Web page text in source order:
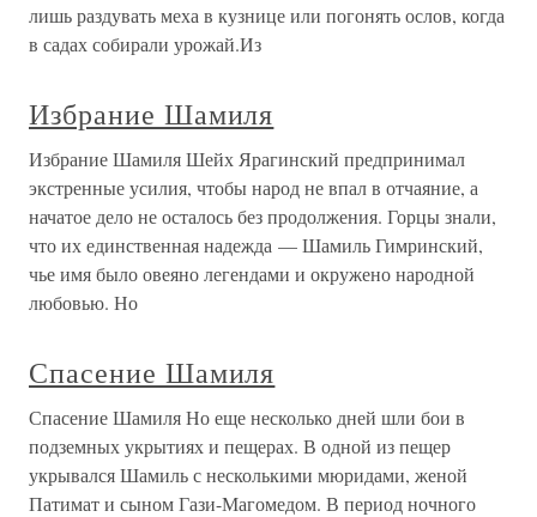
лишь раздувать меха в кузнице или погонять ослов, когда
в садах собирали урожай.Из
Избрание Шамиля
Избрание Шамиля Шейх Ярагинский предпринимал
экстренные усилия, чтобы народ не впал в отчаяние, а
начатое дело не осталось без продолжения. Горцы знали,
что их единственная надежда — Шамиль Гимринский,
чье имя было овеяно легендами и окружено народной
любовью. Но
Спасение Шамиля
Спасение Шамиля Но еще несколько дней шли бои в
подземных укрытиях и пещерах. В одной из пещер
укрывался Шамиль с несколькими мюридами, женой
Патимат и сыном Гази-Магомедом. В период ночного